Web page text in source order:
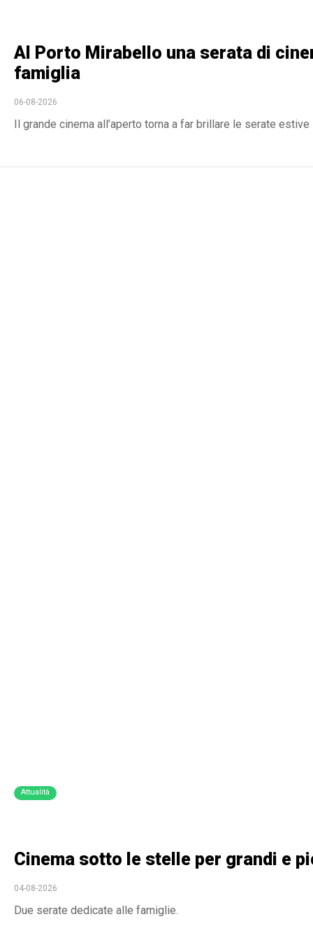
Al Porto Mirabello una serata di
famiglia
06-08-2026
Il grande cinema all’aperto torna a far brillare le serate
Attualità
Cinema sotto le stelle per grandi e
04-08-2026
Due serate dedicate alle famiglie.